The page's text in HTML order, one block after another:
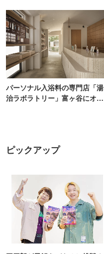
パーソナル入浴料の専門店「湯
治ラボラトリー」富ヶ谷にオー
ピックアップ